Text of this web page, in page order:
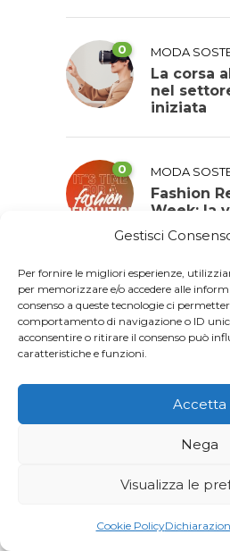
Gestisci
Per fornire le migliori esperienze,
per memorizzare e/o accedere alle
consenso a queste tecnologie ci
comportamento di navigazione o ID
acconsentire o ritirare il consenso può
caratteristiche e funzioni.
Accetta
Nega
Visualizza le
Cookie Policy
0 MODA
La corsa
nel
iniziata
0 MODA
Fashion
Week: la
delle
0 AGENDA
World TB
per porre
0 AGENDA
CLIMATICO